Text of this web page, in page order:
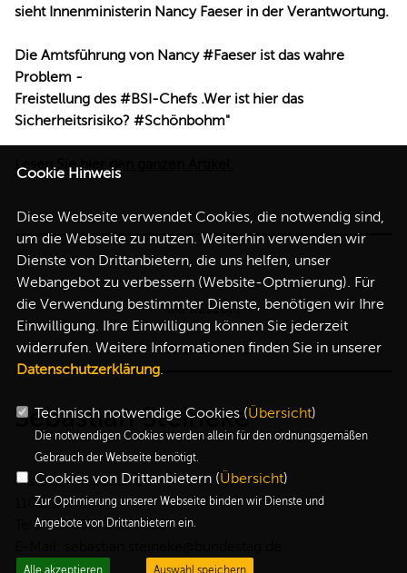
sieht Innenministerin Nancy Faeser in der Verantwortung.
Die Amtsführung von Nancy #Faeser ist das wahre
Problem -
Freistellung des #BSI-Chefs .Wer ist hier das
Sicherheitsrisiko? #Schönbohm"
Lesen Sie hier den ganzen Artikel.
IMPRESSUM
DATENSCHUTZ
Sebastian Steineke
Platz der Republik 1
11011 Berlin
Telefon: 030-227-72257
Cookie Hinweis
Diese Webseite verwendet Cookies, die notwendig sind,
um die Webseite zu nutzen. Weiterhin verwenden wir
Dienste von Drittanbietern, die uns helfen, unser
Webangebot zu verbessern (Website-Optmierung). Für
die Verwendung bestimmter Dienste, benötigen wir Ihre
Einwilligung. Ihre Einwilligung können Sie jederzeit
widerrufen. Weitere Informationen finden Sie in unserer
Datenschutzerklärung.
Technisch notwendige Cookies (Übersicht)
Die notwendigen Cookies werden allein für den ordnungsgemäßen
Gebrauch der Webseite benötigt.
Cookies von Drittanbietern (Übersicht)
Zur Optimierung unserer Webseite binden wir Dienste und
Angebote von Drittanbietern ein.
Alle akzeptieren Auswahl speichern